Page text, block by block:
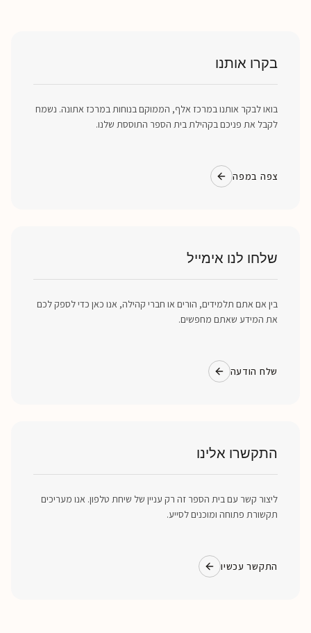
בקרו אותנו
בואו לבקר אותנו במרכז אלף, הממוקם בנוחות במרכז אתונה. נשמח
לקבל את פניכם בקהילת בית הספר התוססת שלנו.
צפה במפה
שלחו לנו אימייל
בין אם אתם תלמידים, הורים או חברי קהילה, אנו כאן כדי לספק לכם
את המידע שאתם מחפשים.
שלח הודעה
התקשרו אלינו
ליצור קשר עם בית הספר זה רק עניין של שיחת טלפון. אנו מעריכים
תקשורת פתוחה ומוכנים לסייע.
התקשר עכשיו